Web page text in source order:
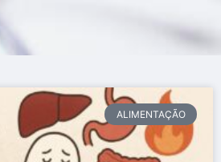
ALIMENTAÇÃO